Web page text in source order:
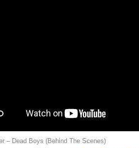
– Dead Boys (Behind The Scenes)